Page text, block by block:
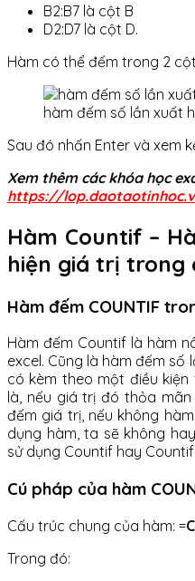
B2:B7 là cột B
D2:D7 là cột D.
Hàm có thể đếm trong 2
hàm đếm số lần xuất
Sau đó nhấn Enter và xem
Xem thêm các khóa học
https://
Hàm Countif –
hiện giá trị trong
Hàm đếm COUNTIF
Hàm đếm Countif là hàm
excel. Cũng là hàm đếm số
có kèm theo một điều
là, nếu giá trị đó thỏa
đếm giá trị, nếu không
dụng hàm, ta sẽ không
sử dụng Countif hay
Cú pháp của hàm
Cấu trúc chung của hàm: =
Trong đó: